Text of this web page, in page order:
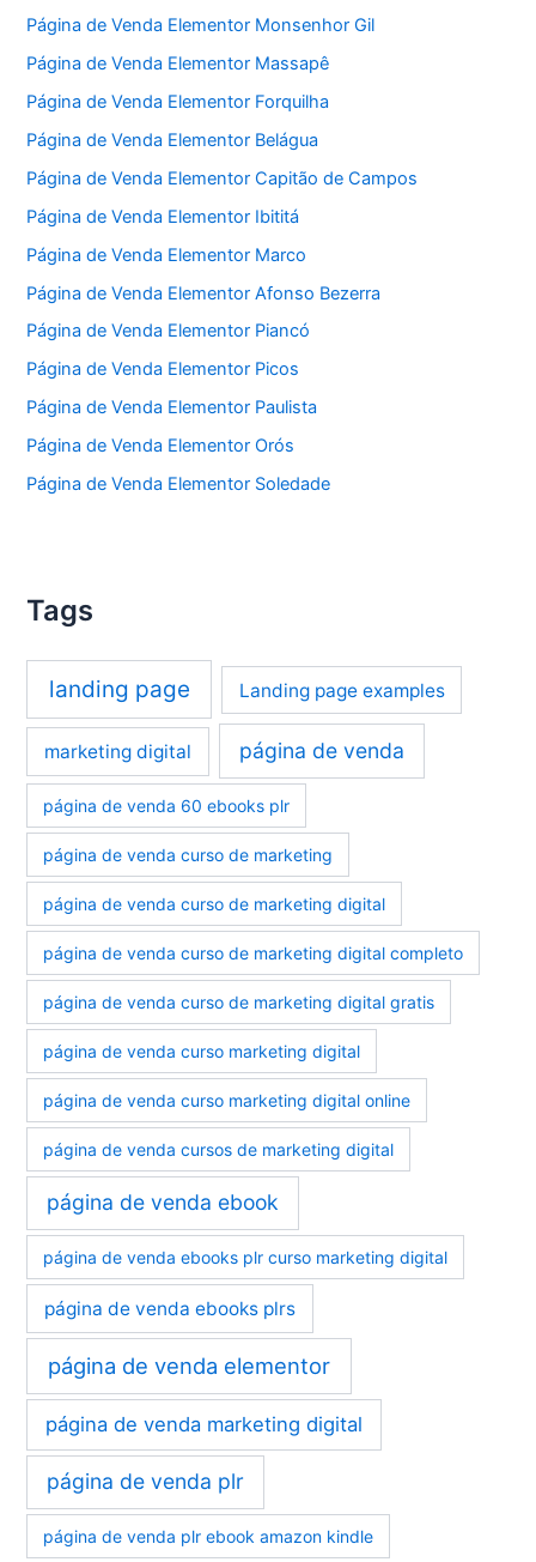
Página de Venda Elementor Monsenhor Gil
Página de Venda Elementor Massapê
Página de Venda Elementor Forquilha
Página de Venda Elementor Belágua
Página de Venda Elementor Capitão de Campos
Página de Venda Elementor Ibititá
Página de Venda Elementor Marco
Página de Venda Elementor Afonso Bezerra
Página de Venda Elementor Piancó
Página de Venda Elementor Picos
Página de Venda Elementor Paulista
Página de Venda Elementor Orós
Página de Venda Elementor Soledade
Tags
landing page Landing page examples
marketing digital página de venda
página de venda 60 ebooks plr
página de venda curso de marketing
página de venda curso de marketing digital
página de venda curso de marketing digital completo
página de venda curso de marketing digital gratis
página de venda curso marketing digital
página de venda curso marketing digital online
página de venda cursos de marketing digital
página de venda ebook
página de venda ebooks plr curso marketing digital
página de venda ebooks plrs
página de venda elementor
página de venda marketing digital
página de venda plr
página de venda plr ebook amazon kindle